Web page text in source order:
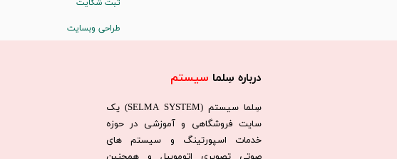
درباره سِلما سیستم​​​​​​​
سِلما سيستم (SELMA SYSTEM) یک
سایت فروشگاهی و آموزشی در حوزه
خدمات اسپورتینگ و سیستم های
ثبت شکایت
طراحی وبسایت